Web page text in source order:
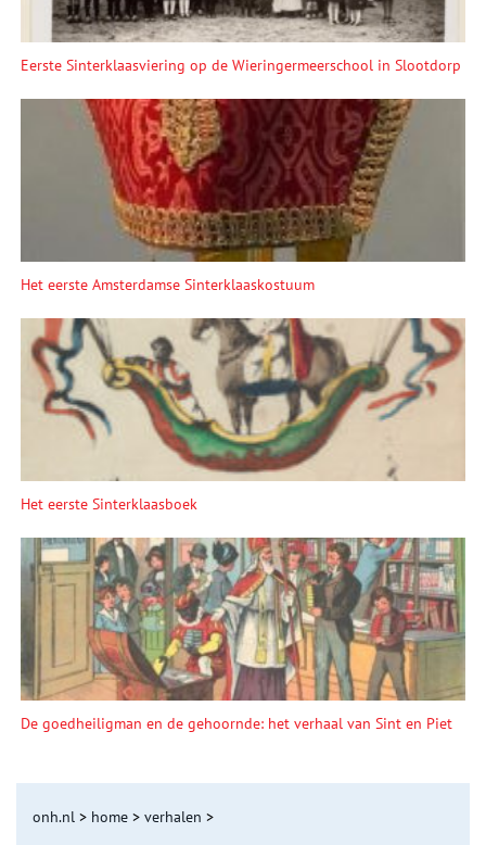
Eerste Sinterklaasviering op de Wieringermeerschool in Slootdorp
Het eerste Amsterdamse Sinterklaaskostuum
Het eerste Sinterklaasboek
De goedheiligman en de gehoornde: het verhaal van Sint en Piet
onh.nl > home > verhalen >